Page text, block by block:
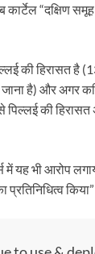
“दक्षिण समूह
की हिरासत है
है) और अगर
पिल्लई की
में यह भी आरोप
प्रतिनिधित्व